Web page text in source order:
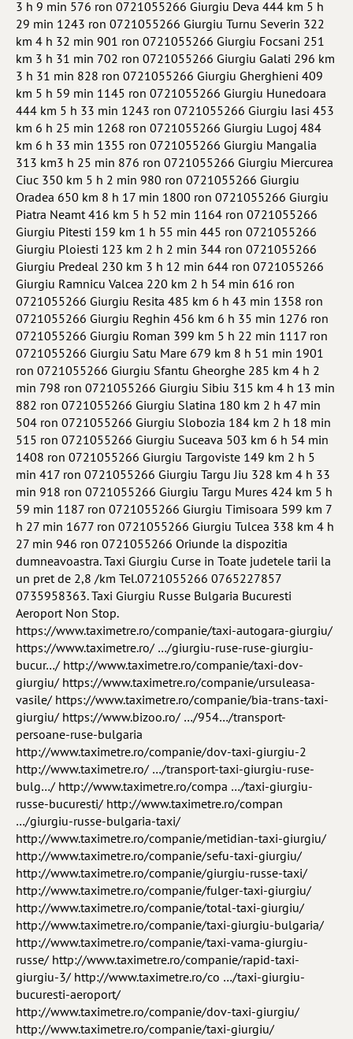
3 h 9 min 576 ron 0721055266 Giurgiu Deva 444 km 5 h
29 min 1243 ron 0721055266 Giurgiu Turnu Severin 322
km 4 h 32 min 901 ron 0721055266 Giurgiu Focsani 251
km 3 h 31 min 702 ron 0721055266 Giurgiu Galati 296 km
3 h 31 min 828 ron 0721055266 Giurgiu Gherghieni 409
km 5 h 59 min 1145 ron 0721055266 Giurgiu Hunedoara
444 km 5 h 33 min 1243 ron 0721055266 Giurgiu Iasi 453
km 6 h 25 min 1268 ron 0721055266 Giurgiu Lugoj 484
km 6 h 33 min 1355 ron 0721055266 Giurgiu Mangalia
313 km3 h 25 min 876 ron 0721055266 Giurgiu Miercurea
Ciuc 350 km 5 h 2 min 980 ron 0721055266 Giurgiu
Oradea 650 km 8 h 17 min 1800 ron 0721055266 Giurgiu
Piatra Neamt 416 km 5 h 52 min 1164 ron 0721055266
Giurgiu Pitesti 159 km 1 h 55 min 445 ron 0721055266
Giurgiu Ploiesti 123 km 2 h 2 min 344 ron 0721055266
Giurgiu Predeal 230 km 3 h 12 min 644 ron 0721055266
Giurgiu Ramnicu Valcea 220 km 2 h 54 min 616 ron
0721055266 Giurgiu Resita 485 km 6 h 43 min 1358 ron
0721055266 Giurgiu Reghin 456 km 6 h 35 min 1276 ron
0721055266 Giurgiu Roman 399 km 5 h 22 min 1117 ron
0721055266 Giurgiu Satu Mare 679 km 8 h 51 min 1901
ron 0721055266 Giurgiu Sfantu Gheorghe 285 km 4 h 2
min 798 ron 0721055266 Giurgiu Sibiu 315 km 4 h 13 min
882 ron 0721055266 Giurgiu Slatina 180 km 2 h 47 min
504 ron 0721055266 Giurgiu Slobozia 184 km 2 h 18 min
515 ron 0721055266 Giurgiu Suceava 503 km 6 h 54 min
1408 ron 0721055266 Giurgiu Targoviste 149 km 2 h 5
min 417 ron 0721055266 Giurgiu Targu Jiu 328 km 4 h 33
min 918 ron 0721055266 Giurgiu Targu Mures 424 km 5 h
59 min 1187 ron 0721055266 Giurgiu Timisoara 599 km 7
h 27 min 1677 ron 0721055266 Giurgiu Tulcea 338 km 4 h
27 min 946 ron 0721055266 Oriunde la dispozitia
dumneavoastra. Taxi Giurgiu Curse in Toate judetele tarii la
un pret de 2,8 /km Tel.0721055266 0765227857
0735958363. Taxi Giurgiu Russe Bulgaria Bucuresti
Aeroport Non Stop.
https://www.taximetre.ro/companie/taxi-autogara-giurgiu/
https://www.taximetre.ro/ …/giurgiu-ruse-ruse-giurgiu-
bucur…/ http://www.taximetre.ro/companie/taxi-dov-
giurgiu/ https://www.taximetre.ro/companie/ursuleasa-
vasile/ https://www.taximetre.ro/companie/bia-trans-taxi-
giurgiu/ https://www.bizoo.ro/ …/954…/transport-
persoane-ruse-bulgaria
http://www.taximetre.ro/companie/dov-taxi-giurgiu-2
http://www.taximetre.ro/ …/transport-taxi-giurgiu-ruse-
bulg…/ http://www.taximetre.ro/compa …/taxi-giurgiu-
russe-bucuresti/ http://www.taximetre.ro/compan
…/giurgiu-russe-bulgaria-taxi/
http://www.taximetre.ro/companie/metidian-taxi-giurgiu/
http://www.taximetre.ro/companie/sefu-taxi-giurgiu/
http://www.taximetre.ro/companie/giurgiu-russe-taxi/
http://www.taximetre.ro/companie/fulger-taxi-giurgiu/
http://www.taximetre.ro/companie/total-taxi-giurgiu/
http://www.taximetre.ro/companie/taxi-giurgiu-bulgaria/
http://www.taximetre.ro/companie/taxi-vama-giurgiu-
russe/ http://www.taximetre.ro/companie/rapid-taxi-
giurgiu-3/ http://www.taximetre.ro/co …/taxi-giurgiu-
bucuresti-aeroport/
http://www.taximetre.ro/companie/dov-taxi-giurgiu/
http://www.taximetre.ro/companie/taxi-giurgiu/